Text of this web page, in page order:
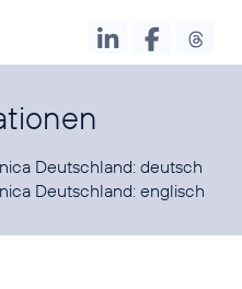
Deutschland: deutsch
Deutschland: englisch